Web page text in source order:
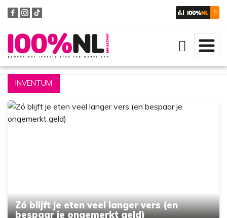
Zoeken
INVENTUM
Zó blijft je eten veel langer vers (en
bespaar je ongemerkt geld)